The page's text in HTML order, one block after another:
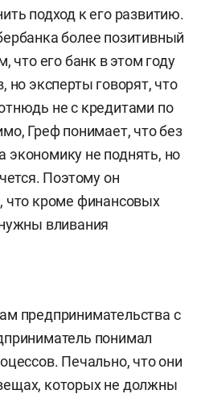
подход к его развитию.
более позитивный
что его банк в этом году
но эксперты говорят, что
не с кредитами по
Греф понимает, что без
экономику не поднять, но
Поэтому он
что кроме финансовых
вливания
предпринимательства с
понимал
Печально, что они
которых не должны